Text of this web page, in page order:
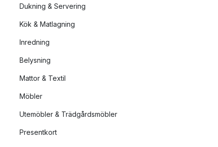
Dukning & Servering
Kök & Matlagning
Inredning
Belysning
Mattor & Textil
Möbler
Utemöbler & Trädgårdsmöbler
Presentkort